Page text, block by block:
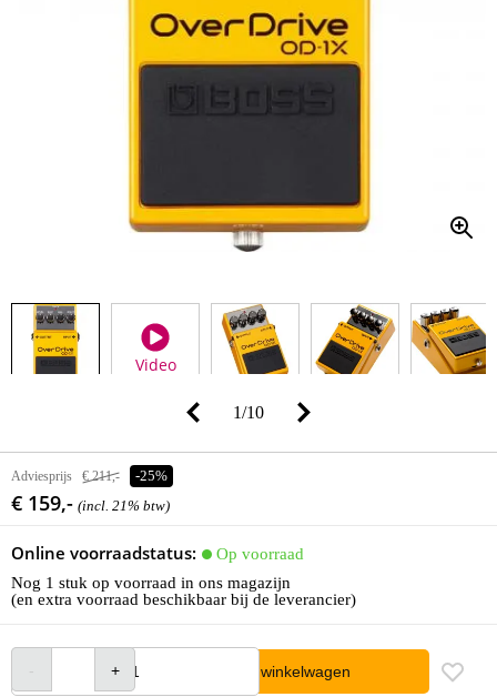
Video
1/10
Adviesprijs € 211,- -25%
€ 159,- (incl. 21% btw)
Online voorraadstatus:
Op voorraad
Nog 1 stuk op voorraad in ons magazijn
(en extra voorraad beschikbaar bij de leverancier)
In winkelwagen